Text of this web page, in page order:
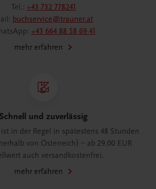
Tel.: +43 732 778241
buchservice@trauner.at
+43 664 88 58 69 41
mehr erfahren
Schnell und zuverlässig
in der Regel in spätestens 48 Stunden
von Österreich) – ab 29,00 EUR
auch versandkostenfrei.
mehr erfahren